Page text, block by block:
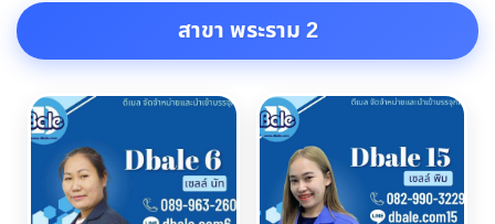
สาขา พระราม 2